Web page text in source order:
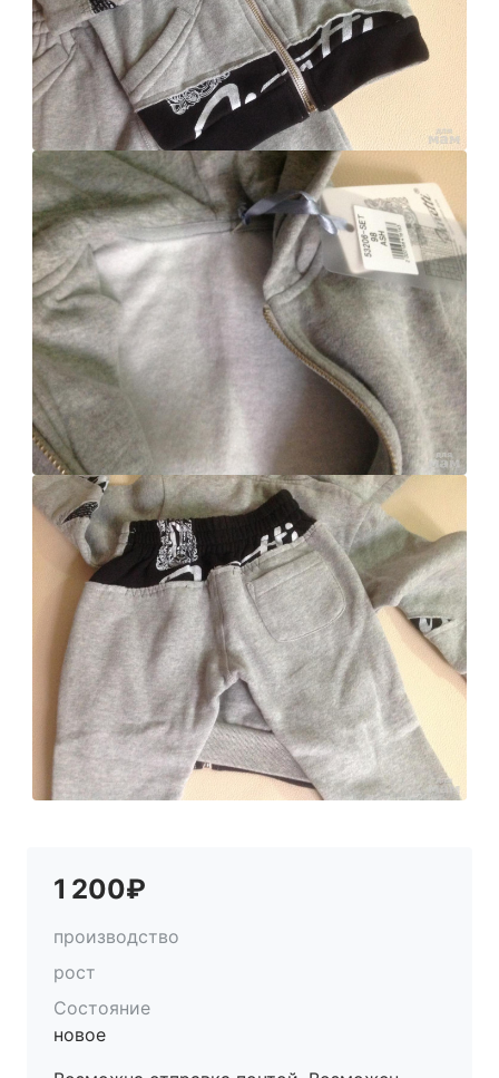
1 200₽
производство
рост
Состояние
новое